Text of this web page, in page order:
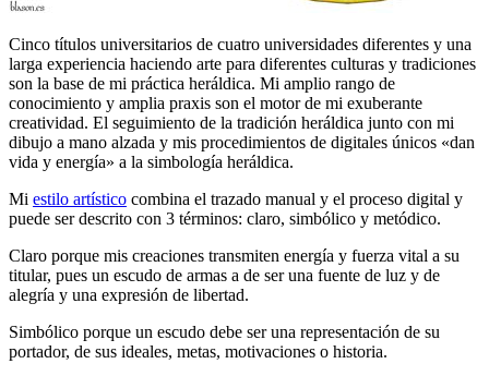
Cinco títulos universitarios de cuatro universidades diferentes y una
larga experiencia haciendo arte para diferentes culturas y tradiciones
son la base de mi práctica heráldica. Mi amplio rango de
conocimiento y amplia praxis son el motor de mi exuberante
creatividad. El seguimiento de la tradición heráldica junto con mi
dibujo a mano alzada y mis procedimientos de digitales únicos «dan
vida y energía» a la simbología heráldica.
Mi estilo artístico combina el trazado manual y el proceso digital y
puede ser descrito con 3 términos: claro, simbólico y metódico.
Claro porque mis creaciones transmiten energía y fuerza vital a su
titular, pues un escudo de armas a de ser una fuente de luz y de
alegría y una expresión de libertad.
Simbólico porque un escudo debe ser una representación de su
portador, de sus ideales, metas, motivaciones o historia.